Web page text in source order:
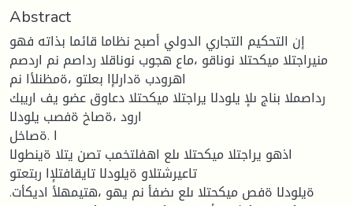
Abstract
إن التحكيم التجاري الدولي أصبح نظاما قائما بذاته فهو
منيراجتلا ميكحتلا نوناقو ،ماع هجوب نوناقلا رداصم نم اردصم
اهرودب ةدارلإا بعلتو ،ةمظنلأا نم
رداصملا بناج ىلإ يلودلا يراجتلا ميكحتلا دعاوق عضو يف اريبك
ارود ،ةصاخ ةفصب يلودلا
ا .ةصاخل
اذهو يراجتلا ميكحتلا ىلع اهفلتخمب تصن يتلا ةينطولا
تاعيرشتلاو ةيلودلا تايقافتلإا ربتعتو
.ةيلودلا ةفص ميكحتلا ىلع ىضفأ نم يهو ،هتيمهلأ اديكأت